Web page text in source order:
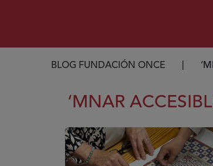
Ruta de
BLOG FUNDACIÓN ONCE
‘MNAR